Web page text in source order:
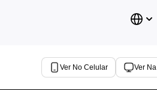
Ver No Celular Ver